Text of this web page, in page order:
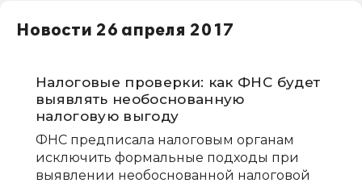
Новости 26 апреля 2017
Налоговые проверки: как ФНС будет
выявлять необоснованную
налоговую выгоду
ФНС предписала налоговым органам
исключить формальные подходы при
выявлении необоснованной налоговой